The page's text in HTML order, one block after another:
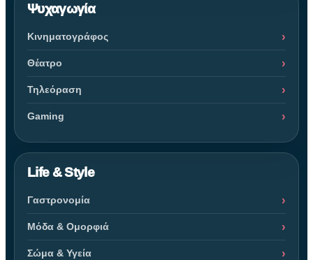
Ψυχαγωγία
Κινηματογράφος
Θέατρο
Τηλεόραση
Gaming
Life & Style
Γαστρονομία
Μόδα & Ομορφιά
Σώμα & Υγεία